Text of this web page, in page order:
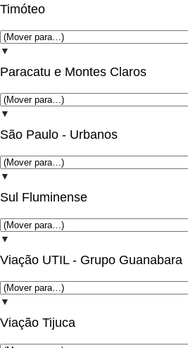
Timóteo
▼
Paracatu e Montes Claros
▼
São Paulo - Urbanos
▼
Sul Fluminense
▼
Viação UTIL - Grupo Guanabara
▼
Viação Tijuca